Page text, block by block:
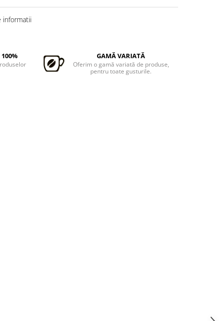
informatii
GAMĂ VARIATĂ
Oferim o gamă variată de produse,
pentru toate gusturile.